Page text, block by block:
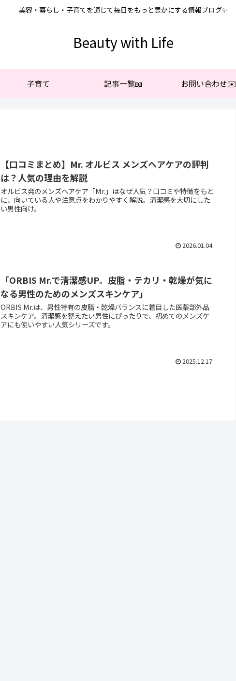
美容・暮らし・子育てを通じて毎日をもっと豊かにする情報ブログ✨
Beauty with Life
子育て 記事一覧📖 お問い合わせ✉️
【口コミまとめ】Mr. オルビス メンズヘアケアの評判
は？人気の理由を解説
オルビス発のメンズヘアケア「Mr.」はなぜ人気？口コミや特徴をもと
に、向いている人や注意点をわかりやすく解説。清潔感を大切にした
い男性向け。
2026.01.04
「ORBIS Mr.で清潔感UP。皮脂・テカリ・乾燥が気に
なる男性のためのメンズスキンケア」
ORBIS Mr.は、男性特有の皮脂・乾燥バランスに着目した医薬部外品
スキンケア。清潔感を整えたい男性にぴったりで、初めてのメンズケ
アにも使いやすい人気シリーズです。
2025.12.17